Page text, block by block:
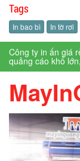
Tags
In bao bì In tờ rơi
Công ty in ấn giá
quảng cáo khổ